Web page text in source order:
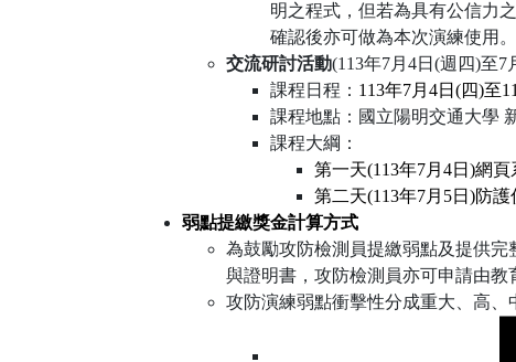
明之程式，但若為具有公信力
確認後亦可做為本次演練使用。
交流研討活動(113年7月4日(週四)至7
課程日程： 113年7月4日(四)至
課程地點：國立陽明交通大學
課程大綱：
第一天(113年7月4日)網
第二天(113年7月5日)防
弱點提繳獎金計算方式
為鼓勵攻防檢測員提繳弱點及提供
與證明書，攻防檢測員亦可申請由教
攻防演練弱點衝擊性分成重大、高、